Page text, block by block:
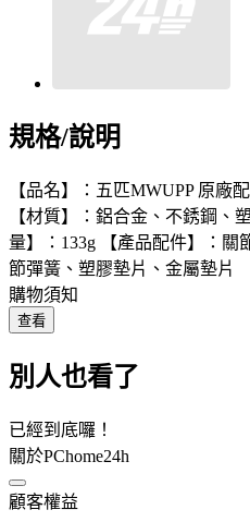
規格/說明
【品名】：五匹MWUPP 原廠
【材質】：鋁合金、不銹鋼、
量】：133g 【產品配件】：關
節彈簧、塑膠墊片、金屬墊片
購物須知
查看
別人也看了
已經到底囉！
關於PChome24h
顧客權益